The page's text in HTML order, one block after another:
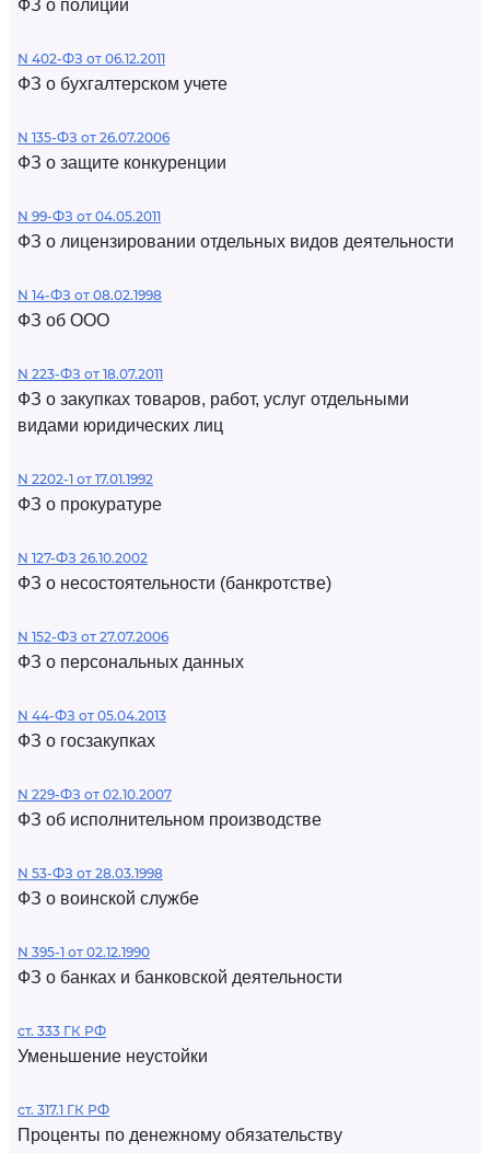
ФЗ о полиции
N 402-ФЗ от 06.12.2011
ФЗ о бухгалтерском учете
N 135-ФЗ от 26.07.2006
ФЗ о защите конкуренции
N 99-ФЗ от 04.05.2011
ФЗ о лицензировании отдельных видов деятельности
N 14-ФЗ от 08.02.1998
ФЗ об ООО
N 223-ФЗ от 18.07.2011
ФЗ о закупках товаров, работ, услуг отдельными
видами юридических лиц
N 2202-1 от 17.01.1992
ФЗ о прокуратуре
N 127-ФЗ 26.10.2002
ФЗ о несостоятельности (банкротстве)
N 152-ФЗ от 27.07.2006
ФЗ о персональных данных
N 44-ФЗ от 05.04.2013
ФЗ о госзакупках
N 229-ФЗ от 02.10.2007
ФЗ об исполнительном производстве
N 53-ФЗ от 28.03.1998
ФЗ о воинской службе
N 395-1 от 02.12.1990
ФЗ о банках и банковской деятельности
ст. 333 ГК РФ
Уменьшение неустойки
ст. 317.1 ГК РФ
Проценты по денежному обязательству